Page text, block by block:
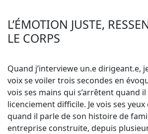
L’ÉMOTION JUSTE,
LE CORPS
Quand j’interviewe un.e dirigeant.e,
voix se voiler trois secondes en
vois ses mains qui s’arrêtent quand
licenciement difficile. Je vois ses yeux
quand il parle de son histoire de
entreprise construite, depuis